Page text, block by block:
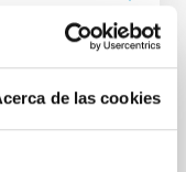
de las cookies
Checa